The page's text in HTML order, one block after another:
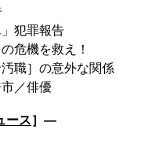
犯罪報告
危機を救え！
職］の意外な関係
ース］―